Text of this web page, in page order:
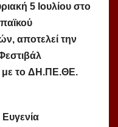
5 Ιουλίου στο
αποτελεί την
το ΔΗ.ΠΕ.ΘΕ.
Ευγενία